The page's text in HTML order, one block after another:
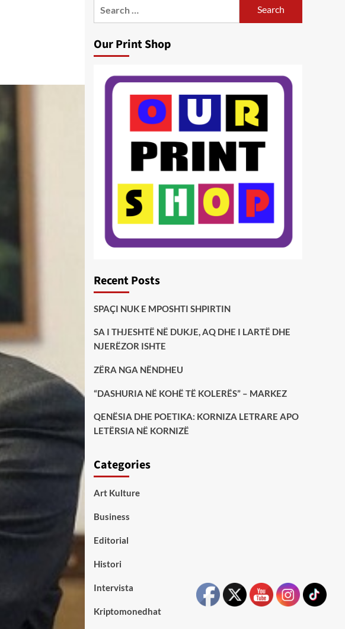
Our Print Shop
Recent Posts
SPAÇI NUK E MPOSHTI SHPIRTIN
SA I THJESHTË NË DUKJE, AQ DHE I LARTË DHE
NJERËZOR ISHTE
ZËRA NGA NËNDHEU
“DASHURIA NË KOHË TË KOLERËS” – MARKEZ
QENËSIA DHE POETIKA: KORNIZA LETRARE APO
LETËRSIA NË KORNIZË
Categories
Art Kulture
Business
Editorial
Histori
Intervista
Kriptomonedhat